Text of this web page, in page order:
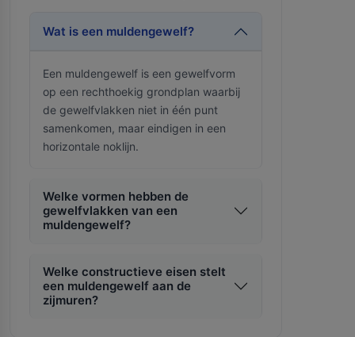
Wat is een muldengewelf?
Een muldengewelf is een gewelfvorm
op een rechthoekig grondplan waarbij
de gewelfvlakken niet in één punt
samenkomen, maar eindigen in een
horizontale noklijn.
Welke vormen hebben de
gewelfvlakken van een
muldengewelf?
Welke constructieve eisen stelt
een muldengewelf aan de
zijmuren?